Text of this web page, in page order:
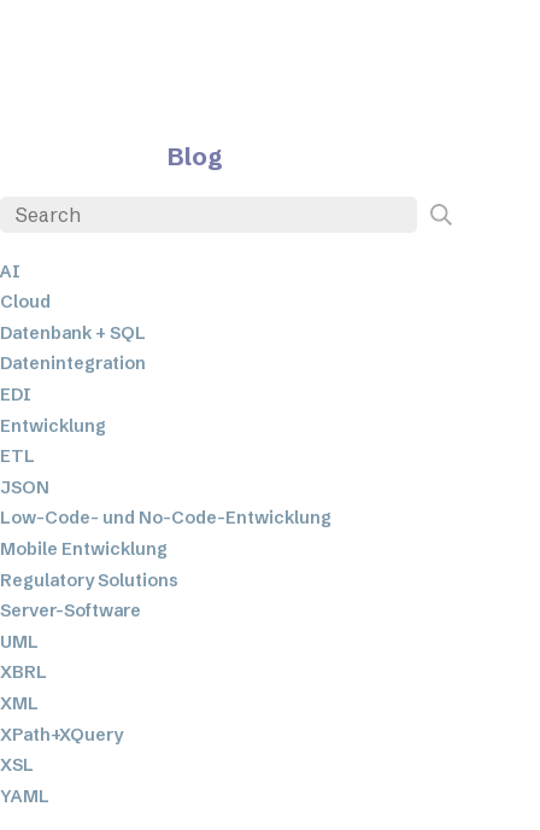
Blog
AI
Cloud
Datenbank + SQL
Datenintegration
EDI
Entwicklung
ETL
JSON
Low-Code- und No-Code-Entwicklung
Mobile Entwicklung
Regulatory Solutions
Server-Software
UML
XBRL
XML
XPath+XQuery
XSL
YAML